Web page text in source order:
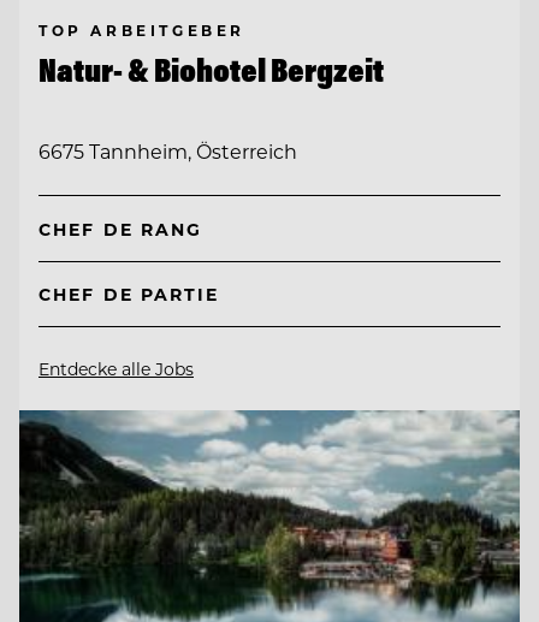
TOP ARBEITGEBER
Natur- & Biohotel Bergzeit
6675 Tannheim, Österreich
CHEF DE RANG
CHEF DE PARTIE
Entdecke alle Jobs